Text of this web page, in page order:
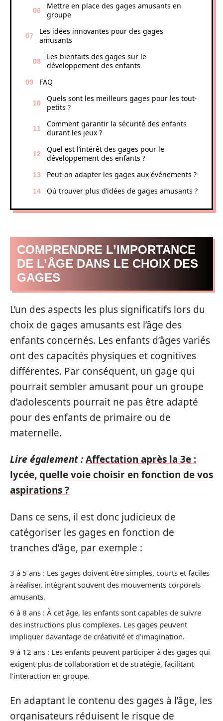
Mettre en place des gages amusants en
groupe
Les idées innovantes pour des gages
amusants
Les bienfaits des gages sur le
développement des enfants
FAQ
Quels sont les meilleurs gages pour les tout-
petits ?
Comment garantir la sécurité des enfants
durant les jeux ?
Quel est l’intérêt des gages pour le
développement des enfants ?
Peut-on adapter les gages aux événements ?
Où trouver plus d’idées de gages amusants ?
COMPRENDRE L’IMPORTANCE
DE L’ÂGE DANS LE CHOIX DES
GAGES
L’un des aspects les plus significatifs lors du
choix de gages amusants est l’âge des
enfants concernés. Les enfants d’âges variés
ont des capacités physiques et cognitives
différentes. Par conséquent, un gage qui
pourrait sembler amusant pour un groupe
d’adolescents pourrait ne pas être adapté
pour des enfants de primaire ou de
maternelle.
Lire également :Affectation après la 3e :
lycée, quelle voie choisir en fonction de vos
aspirations ?
Dans ce sens, il est donc judicieux de
catégoriser les gages en fonction de
tranches d’âge, par exemple :
3 à 5 ans : Les gages doivent être simples, courts et faciles
à réaliser, intégrant souvent des mouvements corporels
amusants.
6 à 8 ans : À cet âge, les enfants sont capables de suivre
des instructions plus complexes. Les gages peuvent
impliquer davantage de créativité et d’imagination.
9 à 12 ans : Les enfants peuvent participer à des gages qui
exigent plus de collaboration et de stratégie, facilitant
l’interaction en groupe.
En adaptant le contenu des gages à l’âge, les
organisateurs réduisent le risque de